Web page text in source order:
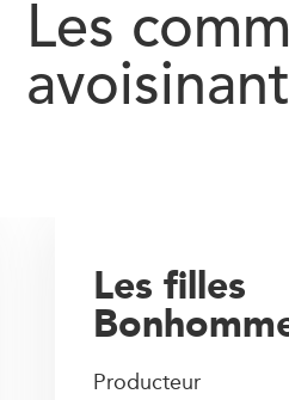
Les
Les filles
Producteur